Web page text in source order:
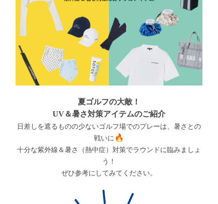
夏ゴルフの大敵！
UV＆暑さ対策アイテムのご紹介
日差しを遮るものの少ないゴルフ場でのプレーは、暑さとの
戦いに 🔥
十分な紫外線＆暑さ（熱中症）対策でラウンドに臨みましょ
う！
ぜひ参考にしてみてください。